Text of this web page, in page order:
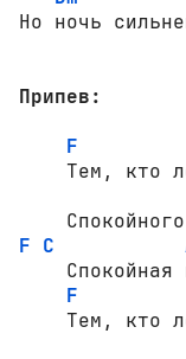
Но ночь
Припев:
F
Тем, кто
F C
Спокойная
F
Тем, кто